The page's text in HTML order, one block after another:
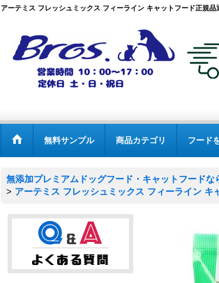
アーテミス フレッシュミックス フィーライン キャットフード正規品
無料サンプル 商品カテゴリ フード
無添加プレミアムドッグフード・キャットフードな
> アーテミス フレッシュミックス フィーライン キ